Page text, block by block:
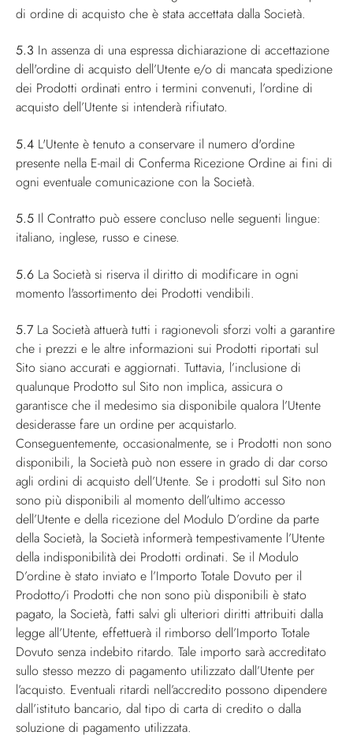
di ordine di acquisto che è stata accettata dalla Società.
5.3 In assenza di una espressa dichiarazione di accettazione
dell'ordine di acquisto dell’Utente e/o di mancata spedizione
dei Prodotti ordinati entro i termini convenuti, l’ordine di
acquisto dell’Utente si intenderà rifiutato.
5.4 L'Utente è tenuto a conservare il numero d'ordine
presente nella E-mail di Conferma Ricezione Ordine ai fini di
ogni eventuale comunicazione con la Società.
5.5 Il Contratto può essere concluso nelle seguenti lingue:
italiano, inglese, russo e cinese.
5.6 La Società si riserva il diritto di modificare in ogni
momento l'assortimento dei Prodotti vendibili.
5.7 La Società attuerà tutti i ragionevoli sforzi volti a garantire
che i prezzi e le altre informazioni sui Prodotti riportati sul
Sito siano accurati e aggiornati. Tuttavia, l’inclusione di
qualunque Prodotto sul Sito non implica, assicura o
garantisce che il medesimo sia disponibile qualora l’Utente
desiderasse fare un ordine per acquistarlo.
Conseguentemente, occasionalmente, se i Prodotti non sono
disponibili, la Società può non essere in grado di dar corso
agli ordini di acquisto dell’Utente. Se i prodotti sul Sito non
sono più disponibili al momento dell’ultimo accesso
dell’Utente e della ricezione del Modulo D’ordine da parte
della Società, la Società informerà tempestivamente l’Utente
della indisponibilità dei Prodotti ordinati. Se il Modulo
D’ordine è stato inviato e l’Importo Totale Dovuto per il
Prodotto/i Prodotti che non sono più disponibili è stato
pagato, la Società, fatti salvi gli ulteriori diritti attribuiti dalla
legge all’Utente, effettuerà il rimborso dell’Importo Totale
Dovuto senza indebito ritardo. Tale importo sarà accreditato
sullo stesso mezzo di pagamento utilizzato dall’Utente per
l’acquisto. Eventuali ritardi nell’accredito possono dipendere
dall’istituto bancario, dal tipo di carta di credito o dalla
soluzione di pagamento utilizzata.